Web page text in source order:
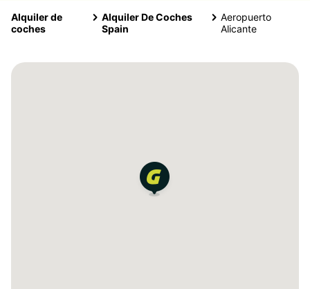
Alquiler de
coches
Alquiler De Coches
Spain
Aeropuerto
Alicante